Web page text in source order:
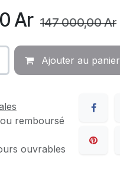
Ar 147 000,00Ar
Ajouter au panier
remboursé
ouvrables